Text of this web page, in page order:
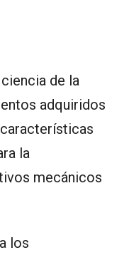
de la
adquiridos
la
mecánicos
los